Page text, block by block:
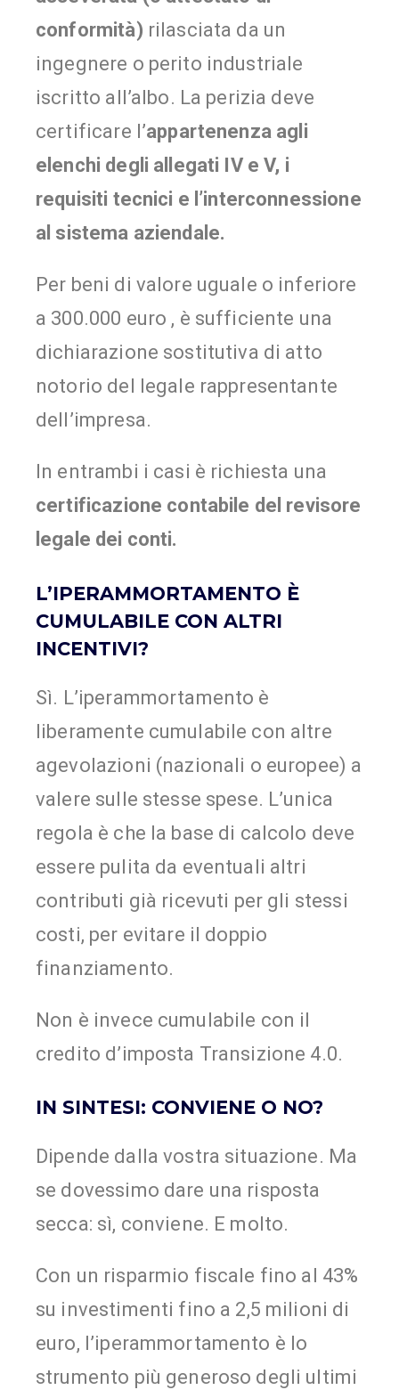
conformità) rilasciata da un
ingegnere o perito industriale
iscritto all’albo. La perizia deve
certificare l’appartenenza agli
elenchi degli allegati IV e V, i
requisiti tecnici e l’interconnessione
al sistema aziendale.
Per beni di valore uguale o inferiore
a 300.000 euro , è sufficiente una
dichiarazione sostitutiva di atto
notorio del legale rappresentante
dell’impresa.
In entrambi i casi è richiesta una
certificazione contabile del revisore
legale dei conti.
L’IPERAMMORTAMENTO È
CUMULABILE CON ALTRI
INCENTIVI?
Sì. L’iperammortamento è
liberamente cumulabile con altre
agevolazioni (nazionali o europee) a
valere sulle stesse spese. L’unica
regola è che la base di calcolo deve
essere pulita da eventuali altri
contributi già ricevuti per gli stessi
costi, per evitare il doppio
finanziamento.
Non è invece cumulabile con il
credito d’imposta Transizione 4.0.
IN SINTESI: CONVIENE O NO?
Dipende dalla vostra situazione. Ma
se dovessimo dare una risposta
secca: sì, conviene. E molto.
Con un risparmio fiscale fino al 43%
su investimenti fino a 2,5 milioni di
euro, l’iperammortamento è lo
strumento più generoso degli ultimi